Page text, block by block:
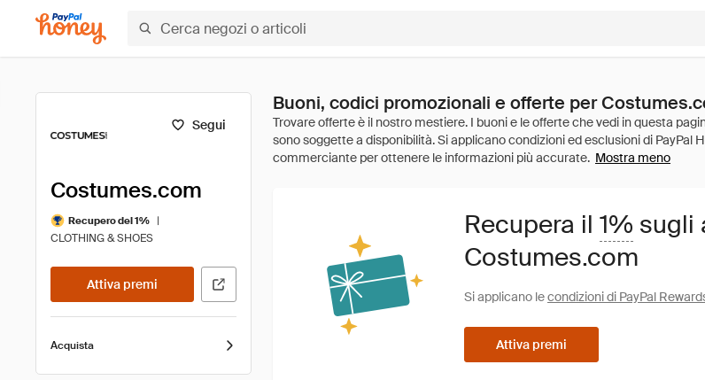
Segui
Costumes.com
Recupero del 1%
|
CLOTHING & SHOES
Attiva premi
Acquista
Buoni, codici promozionali e offerte per
Mostra meno
Recupera il 1% sugli
Costumes.com
Si applicano lecondizioni di PayPal
Attiva premi